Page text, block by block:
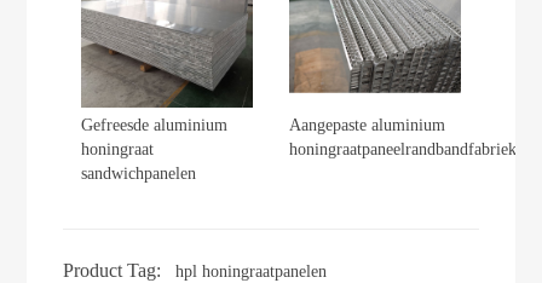
Gefreesde aluminium
honingraat
sandwichpanelen
Aangepaste aluminium
honingraatpaneelrandbandfabriek
Product Tag:
hpl honingraatpanelen